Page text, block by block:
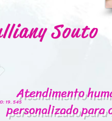
Souto
Atendimento
personalizado
19. 545